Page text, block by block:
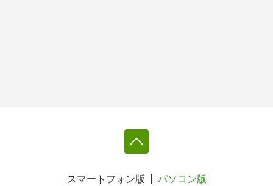
スマートフォン版 パソコン版